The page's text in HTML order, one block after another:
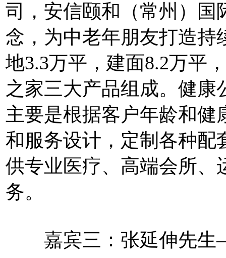
司，安信颐和（常州）国
念，为中老年朋友打造持
地3.3万平，建面8.2万平
之家三大产品组成。健康
主要是根据客户年龄和健
和服务设计，定制各种配
供专业医疗、高端会所、
务。
嘉宾三：张延伸先生